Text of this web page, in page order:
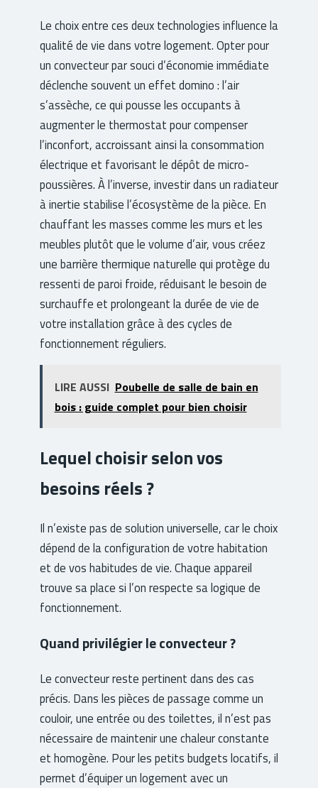
Le choix entre ces deux technologies influence la
qualité de vie dans votre logement. Opter pour
un convecteur par souci d’économie immédiate
déclenche souvent un effet domino : l’air
s’assèche, ce qui pousse les occupants à
augmenter le thermostat pour compenser
l’inconfort, accroissant ainsi la consommation
électrique et favorisant le dépôt de micro-
poussières. À l’inverse, investir dans un radiateur
à inertie stabilise l’écosystème de la pièce. En
chauffant les masses comme les murs et les
meubles plutôt que le volume d’air, vous créez
une barrière thermique naturelle qui protège du
ressenti de paroi froide, réduisant le besoin de
surchauffe et prolongeant la durée de vie de
votre installation grâce à des cycles de
fonctionnement réguliers.
LIRE AUSSI Poubelle de salle de bain en
bois : guide complet pour bien choisir
Lequel choisir selon vos
besoins réels ?
Il n’existe pas de solution universelle, car le choix
dépend de la configuration de votre habitation
et de vos habitudes de vie. Chaque appareil
trouve sa place si l’on respecte sa logique de
fonctionnement.
Quand privilégier le convecteur ?
Le convecteur reste pertinent dans des cas
précis. Dans les pièces de passage comme un
couloir, une entrée ou des toilettes, il n’est pas
nécessaire de maintenir une chaleur constante
et homogène. Pour les petits budgets locatifs, il
permet d’équiper un logement avec un